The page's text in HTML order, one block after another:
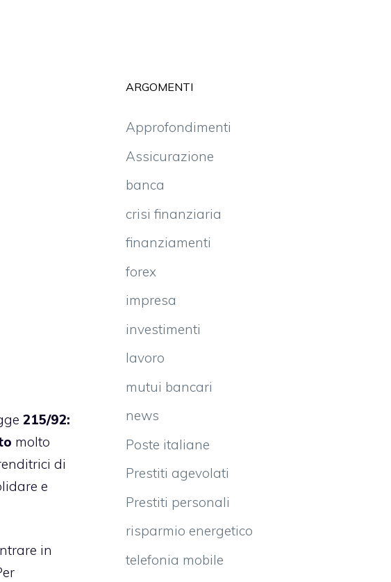
215/92:
molto
di
e
in
ARGOMENTI
Approfondimenti
Assicurazione
banca
crisi finanziaria
finanziamenti
forex
impresa
investimenti
lavoro
mutui bancari
news
Poste italiane
Prestiti agevolati
Prestiti personali
risparmio energetico
telefonia mobile